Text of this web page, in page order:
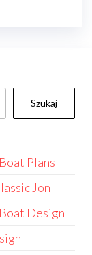
Szukaj
Plans
Jon
Design